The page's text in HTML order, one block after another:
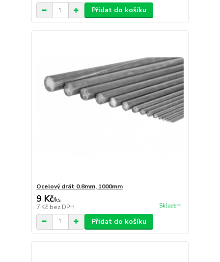
Přidat do košíku
Ocelový drát 0.8mm, 1000mm
9 Kč/ks
7 Kč bez DPH Skladem
Přidat do košíku